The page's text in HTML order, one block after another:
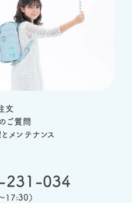
文
ご質問
メンテナンス
231-034
17:30 ）